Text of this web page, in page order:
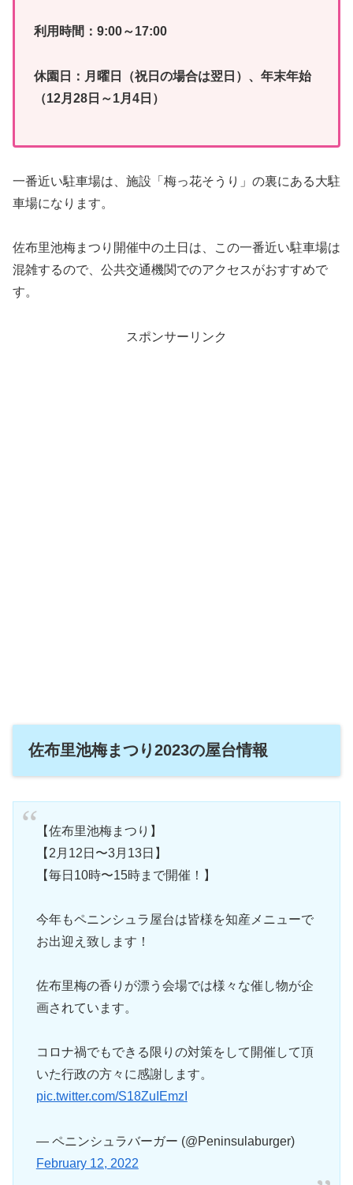
利用時間：9:00～17:00
休園日：月曜日（祝日の場合は翌日）、年末年始
（12月28日～1月4日）
一番近い駐車場は、施設「梅っ花そうり」の裏にある大駐
車場になります。
佐布里池梅まつり開催中の土日は、この一番近い駐車場は
混雑するので、公共交通機関でのアクセスがおすすめで
す。
スポンサーリンク
佐布里池梅まつり2023の屋台情報
【佐布里池梅まつり】
【2月12日〜3月13日】
【毎日10時〜15時まで開催！】
今年もペニンシュラ屋台は皆様を知産メニューで
お出迎え致します！
佐布里梅の香りが漂う会場では様々な催し物が企
画されています。
コロナ禍でもできる限りの対策をして開催して頂
いた行政の方々に感謝します。
pic.twitter.com/S18ZuIEmzI
— ペニンシュラバーガー (@Peninsulaburger)
February 12, 2022